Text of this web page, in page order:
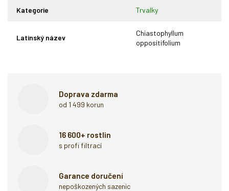
Kategorie Trvalky
Latinský název
Chiastophyllum
oppositifolium
Doprava zdarma
od 1 499 korun
16 600+ rostlin
s profi filtrací
Garance doručení
nepoškozených sazenic